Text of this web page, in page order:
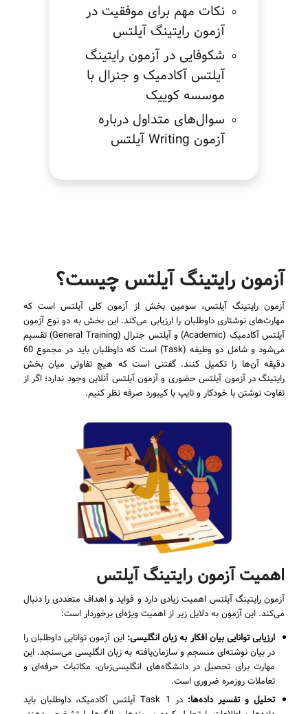
نکات مهم برای موفقیت در
آزمون رایتینگ آیلتس
شکوفایی در آزمون رایتینگ
آیلتس آکادمیک و جنرال با
موسسه کوییک
سوال‌های متداول درباره
آزمون Writing آیلتس
آزمون رایتینگ آیلتس چیست؟
آزمون رایتینگ آیلتس، سومین بخش از آزمون کلی آیلتس است که
مهارت‌های نوشتاری داوطلبان را ارزیابی می‌کند. این بخش به دو نوع آزمون
آیلتس آکادمیک (Academic) و آیلتس جنرال (General Training) تقسیم
می‌شود و شامل دو وظیفه (Task) است که داوطلبان باید در مجموع 60
دقیقه آن‌ها را تکمیل کنند. گفتنی است که هیچ تفاوتی میان بخش
رایتینگ در آزمون آیلتس حضوری و آزمون آیلتس آنلاین وجود ندارد؛ اگر از
تفاوت نوشتن با خودکار و تایپ با کیبورد صرفه نظر کنیم.
اهمیت آزمون رایتینگ آیلتس
آزمون رایتینگ آیلتس اهمیت زیادی دارد و فواید و اهداف متعددی را دنبال
می‌کند. این آزمون به دلایل زیر از اهمیت ویژه‌ای برخوردار است:
ارزیابی توانایی بیان افکار به زبان انگلیسی: این آزمون توانایی داوطلبان را
در بیان نوشته‌ای منسجم و سازمان‌یافته به زبان انگلیسی می‌سنجد. این
مهارت برای تحصیل در دانشگاه‌های انگلیسی‌زبان، مکاتبات حرفه‌ای و
تعاملات روزمره ضروری است.
تحلیل و تفسیر داده‌ها:
در Task 1 آیلتس آکادمیک، داوطلبان باید